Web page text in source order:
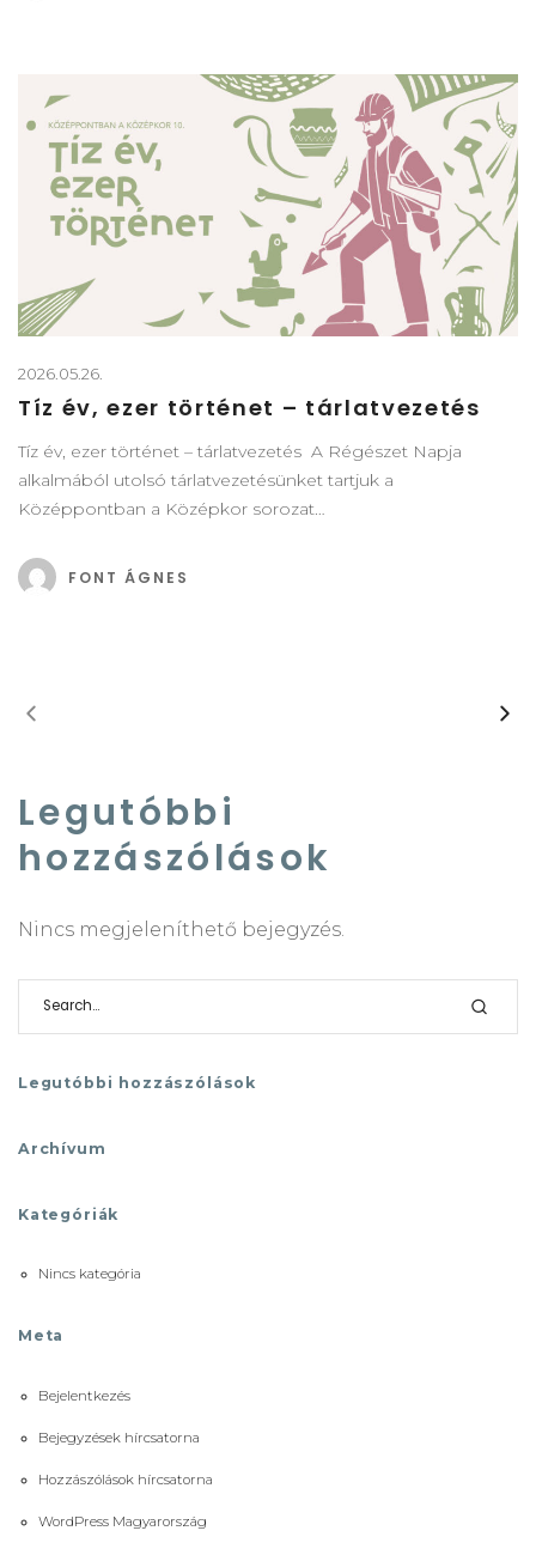
2026.05.26.
Tíz év, ezer történet – tárlatvezetés
Tíz év, ezer történet – tárlatvezetés A Régészet Napja
alkalmából utolsó tárlatvezetésünket tartjuk a
Középpontban a Középkor sorozat…
FONT ÁGNES
Legutóbbi
hozzászólások
Nincs megjeleníthető bejegyzés.
Legutóbbi hozzászólások
Archívum
Kategóriák
Nincs kategória
Meta
Bejelentkezés
Bejegyzések hírcsatorna
Hozzászólások hírcsatorna
WordPress Magyarország